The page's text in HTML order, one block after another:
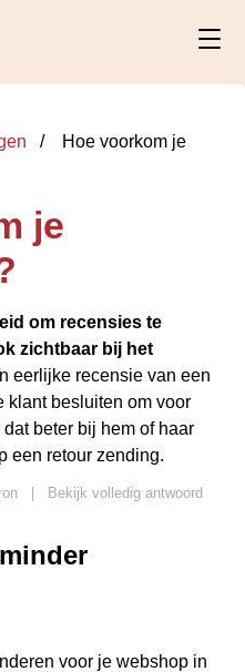
Hoe voorkom je
je
om recensies te
zichtbaar bij het
eerlijke recensie van een
klant besluiten om voor
beter bij hem of haar
een retour zending.
Bekijk volledig antwoord
voor je webshop in